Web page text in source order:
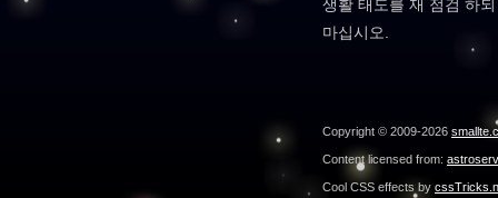
생활 태도를 재 점검 하
마십시오.
Copyright © 2009-2026
Content licensed from:
Cool CSS effects by